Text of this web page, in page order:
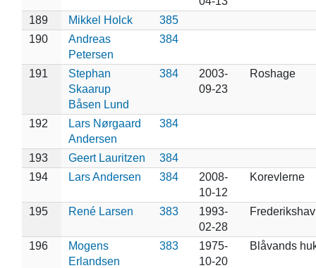
189 Mikkel Holck
385
190
Andreas
Petersen
384
191
Stephan
Skaarup
Båsen Lund
384
2003-
09-23
Roshage
192
Lars Nørgaard
Andersen
384
193 Geert Lauritzen
384
194
Lars Andersen 384
2008-
10-12
Korevlerne
195 René Larsen 383
1993-
02-28
196
Mogens
Erlandsen
383
1975-
10-20
Blåvands